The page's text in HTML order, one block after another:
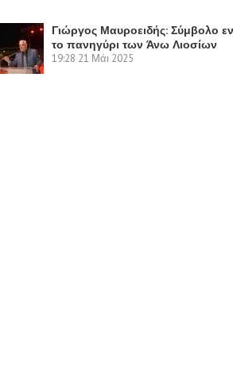
Γιώργος Μαυροειδής: Σύμβολο
το πανηγύρι των Άνω Λιοσίων
19:28 21 Μάι 2025